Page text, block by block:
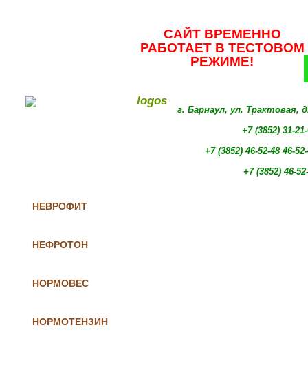
САЙТ ВРЕМЕННО
РАБОТАЕТ В ТЕСТОВОМ
РЕЖИМЕ!
НЕВРОФИТ
НЕФРОТОН
НОРМОВЕС
НОРМОТЕНЗИН
г. Барнаул, ул. Трактовая,
+7 (3852) 31-
+7 (3852) 46-52-48 46-
+7 (3852) 46-